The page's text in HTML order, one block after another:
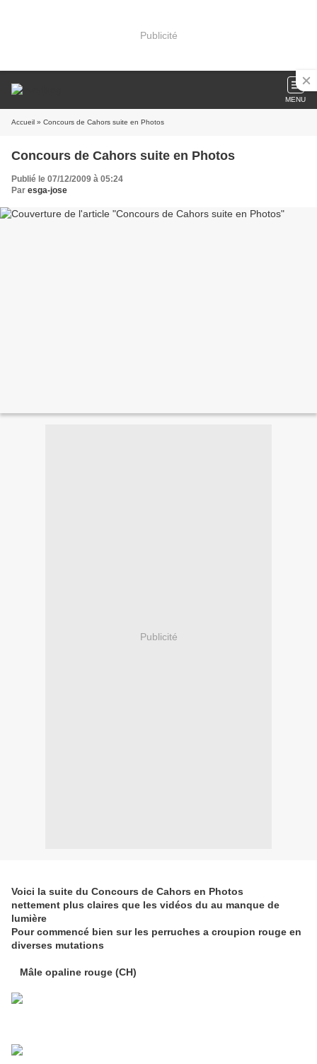
Publicité
MENU
Accueil » Concours de Cahors suite en Photos
Concours de Cahors suite en Photos
Publié le 07/12/2009 à 05:24
Par esga-jose
Publicité
Voici la suite du Concours de Cahors en Photos
nettement plus claires que les vidéos du au manque de
lumière
Pour commencé bien sur les perruches a croupion rouge en
diverses mutations
Mâle opaline rouge (CH)